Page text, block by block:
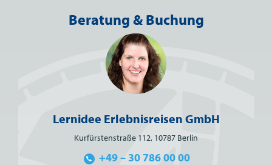
Beratung & Buchung
Lernidee Erlebnisreisen GmbH
Kurfürstenstraße 112, 10787 Berlin
+49 – 30 786 00 00